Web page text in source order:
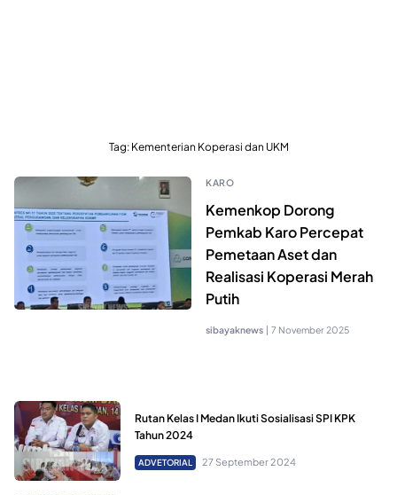
Tag: Kementerian Koperasi dan UKM
KARO
Kemenkop Dorong
Pemkab Karo Percepat
Pemetaan Aset dan
Realisasi Koperasi Merah
Putih
sibayaknews | 7 November 2025
Rutan Kelas I Medan Ikuti Sosialisasi SPI KPK
Tahun 2024
ADVETORIAL 27 September 2024